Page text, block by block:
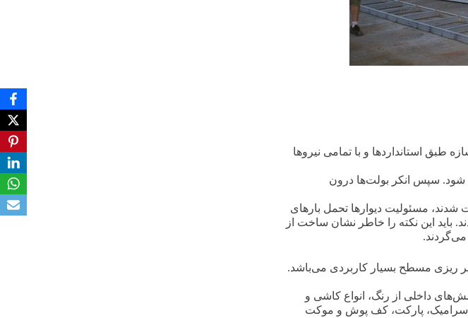
طبق استانداردها و با تمامی نیروها
به عمق ۵۰ سانتی‌متر اجرا شود. سپس انکر بولت‌ها درون
شدند، مسئولیت دیوارها تحمل بارهای
باید این نکته را خاطر نشان ساخت از
می‌گردند.
ریزی مسطح بسیار کاربردی می‌باشد.
داخلی از رنگ، انواع کاشی و
پارکت، کف پوش و موکت